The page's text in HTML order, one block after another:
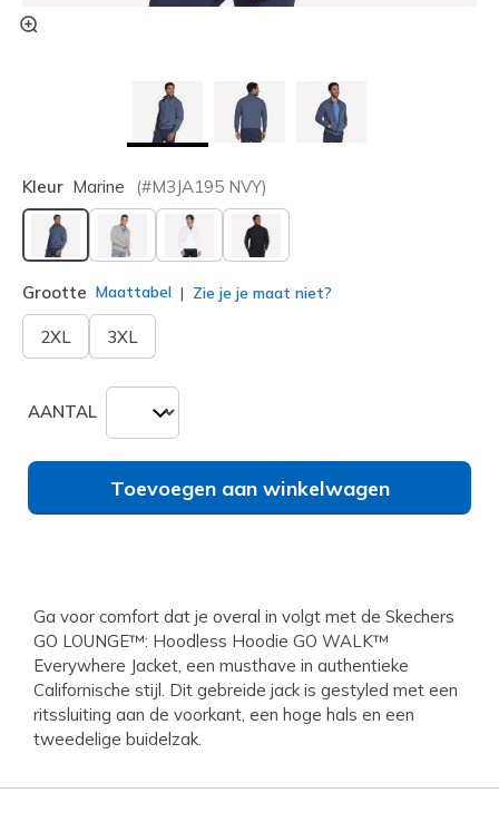
Kleur Marine (#M3JA195 NVY)
geselecteerd
Grootte Maattabel Zie je je maat niet?
2XL 3XL
AANTAL
Toevoegen aan winkelwagen
Ga voor comfort dat je overal in volgt met de Skechers
GO LOUNGE™: Hoodless Hoodie GO WALK™
Everywhere Jacket, een musthave in authentieke
Californische stijl. Dit gebreide jack is gestyled met een
ritssluiting aan de voorkant, een hoge hals en een
tweedelige buidelzak.